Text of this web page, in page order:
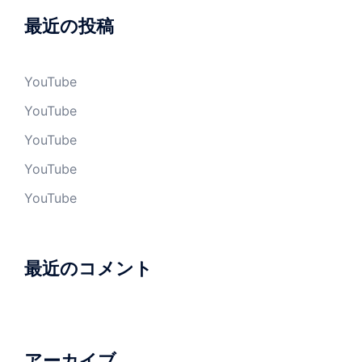
最近の投稿
YouTube
YouTube
YouTube
YouTube
YouTube
最近のコメント